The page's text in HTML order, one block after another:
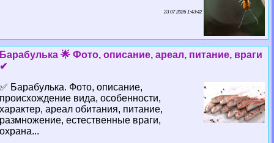
23 07 2026 1:43:42
Баpaбулька 🌟 Фото, описание, ареал, питание, враги
✔
✅ Баpaбулька. Фото, описание,
происхождение вида, особенности,
хаpaктер, ареал обитания, питание,
размножение, естественные враги,
охрана...